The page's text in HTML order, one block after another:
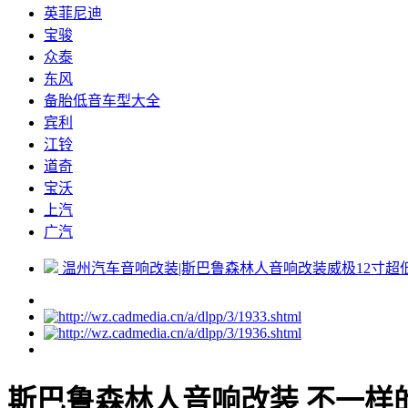
英菲尼迪
宝骏
众泰
东风
备胎低音车型大全
宾利
江铃
道奇
宝沃
上汽
广汽
温州汽车音响改装|斯巴鲁森林人音响改装威极12寸超
斯巴鲁森林人音响改装 不一样